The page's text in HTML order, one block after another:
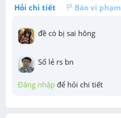
Hỏi chi tiết Báo vi phạm
đề có bị sai hông
Số lẻ rs bn
Đăng nhập để hỏi chi tiết